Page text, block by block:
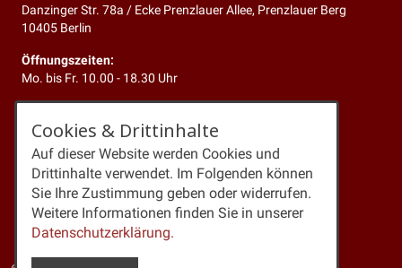
Danzinger Str. 78a / Ecke Prenzlauer Allee, Prenzlauer Berg
10405 Berlin
Öffnungszeiten:
Mo. bis Fr. 10.00 - 18.30 Uhr
Telefon:
+49 (0)30 4429347
Newsletter: Anmeldung
Kontakt: Mitteilung
Mail: info@amerikareisen24.de
Web: www.amerikareisen24.de
Cookies & Drittinhalte
Auf dieser Website werden Cookies und
Drittinhalte verwendet. Im Folgenden können
Sie Ihre Zustimmung geben oder widerrufen.
Weitere Informationen finden Sie in unserer
Datenschutzerklärung.